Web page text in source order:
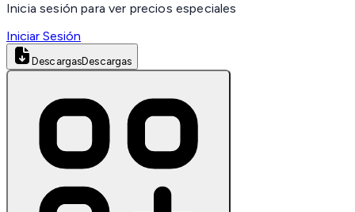
Inicia sesión para ver precios especiales
Iniciar Sesión
DescargasDescargas